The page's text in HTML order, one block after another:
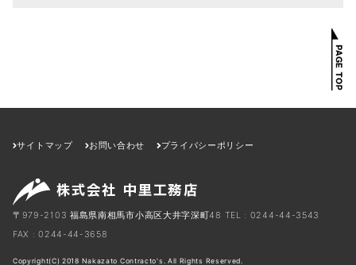
サイトマップ お問い合わせ プライバシーポリシー
〒979-2103 福島県南相馬市小高区大井字深町48 TEL : 0244-44-3543
FAX : 0244-44-3658
Copyright(C) 2018 Nakazato Contracto's. All Rights Reserved.